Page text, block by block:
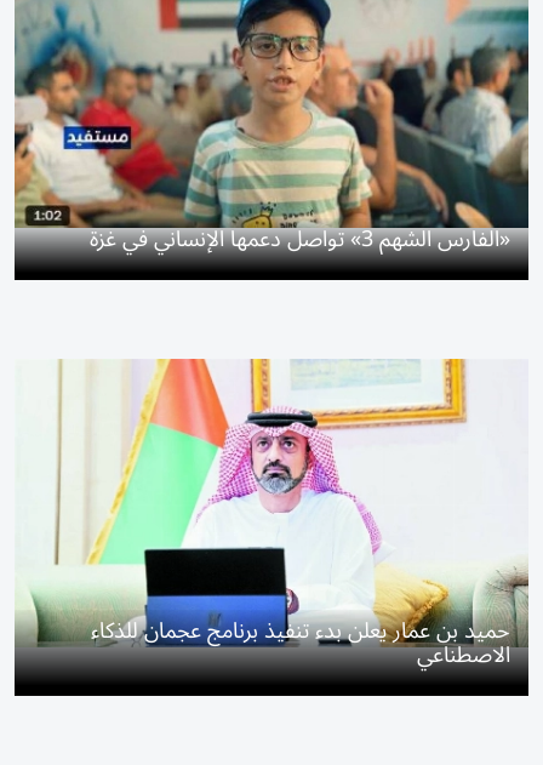
«الفارس الشهم 3» تواصل دعمها الإنساني في غزة
حميد بن عمار يعلن بدء تنفيذ برنامج عجمان للذكاء
الاصطناعي